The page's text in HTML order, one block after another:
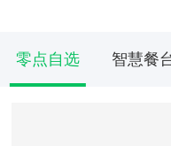
零点自选 智慧餐